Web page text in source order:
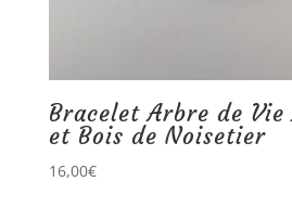
Bracelet Arbre de
et Bois de Noisetier
16,00€